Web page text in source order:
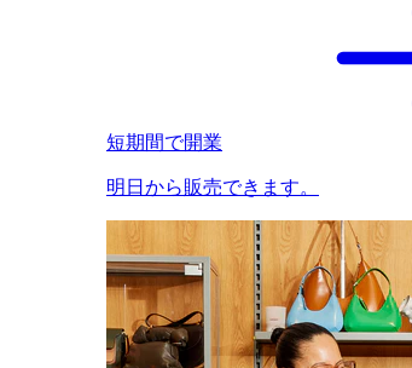
短期間で開業
明日から販売できます。